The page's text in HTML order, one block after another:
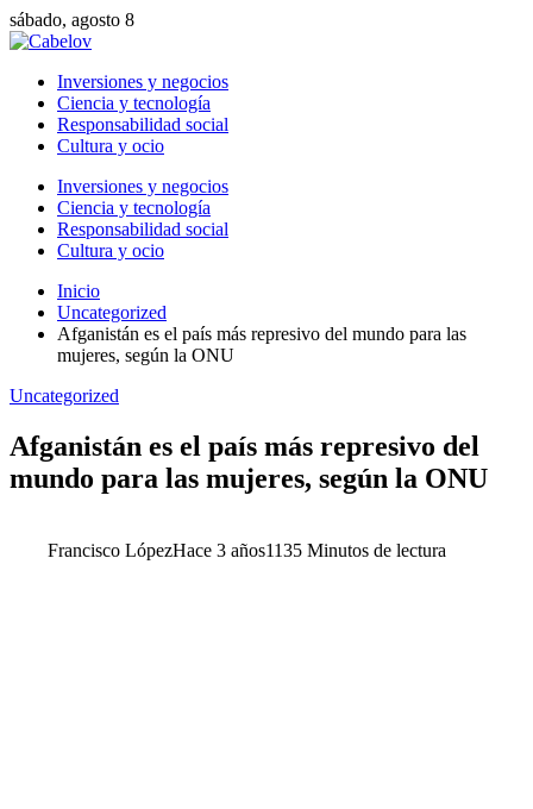
sábado, agosto 8
Inversiones y negocios
Ciencia y tecnología
Responsabilidad social
Cultura y ocio
Inversiones y negocios
Ciencia y tecnología
Responsabilidad social
Cultura y ocio
Inicio
Uncategorized
Afganistán es el país más represivo del mundo para las
mujeres, según la ONU
Uncategorized
Afganistán es el país más represivo del
mundo para las mujeres, según la ONU
Francisco LópezHace 3 años1135 Minutos de lectura